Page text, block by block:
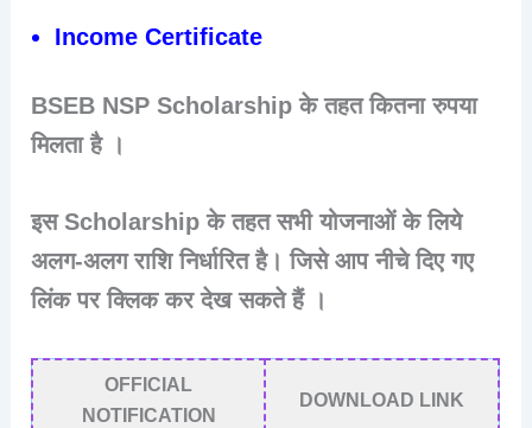
Income Certificate
BSEB NSP Scholarship के तहत कितना रुपया
मिलता है ।
इस Scholarship के तहत सभी योजनाओं के लिये
अलग-अलग राशि निर्धारित है। जिसे आप नीचे दिए गए
लिंक पर क्लिक कर देख सकते हैं ।
OFFICIAL
NOTIFICATION
DOWNLOAD LINK